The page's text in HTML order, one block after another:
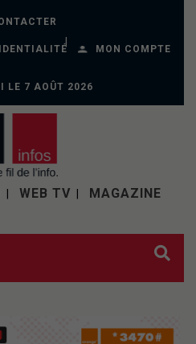
MON COMPTE
LE 7 AOÛT 2026
WEB TV MAGAZINE